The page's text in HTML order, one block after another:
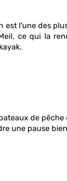
est l'une des
ce qui la
de
une pause